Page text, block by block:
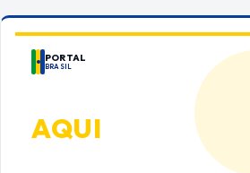
PORTAL
BRASIL
AQUI